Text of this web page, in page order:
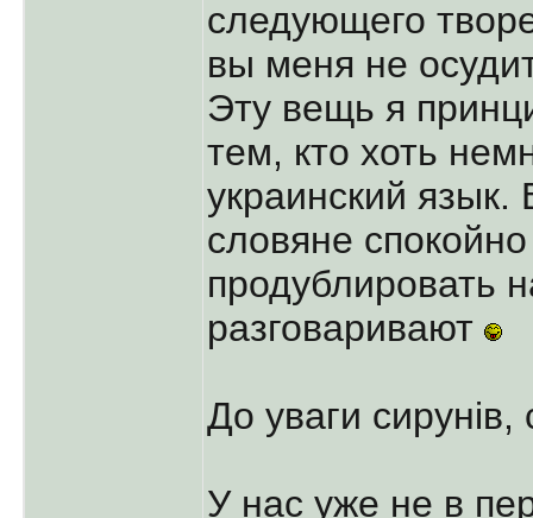
следующего
вы меня не
Эту вещь я
тем, кто хоть
украинский
словяне
продублировать
разговаривают
До уваги сирунів,
У нас уже не в